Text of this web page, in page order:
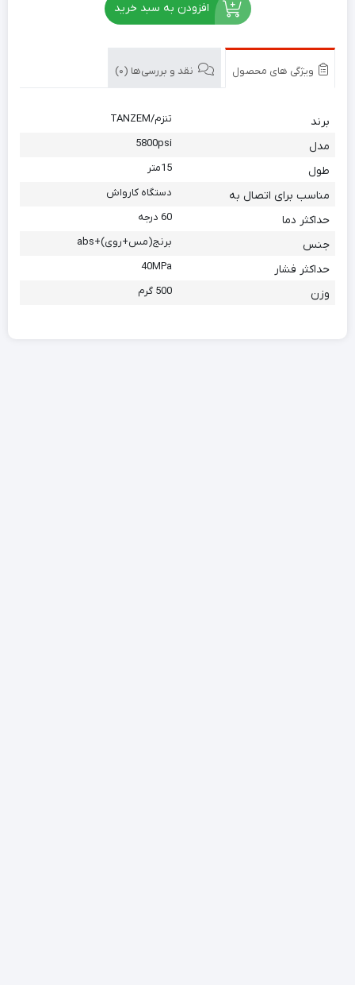
افزودن به سبد خرید
ویژگی های محصول نقد و بررسی‌ها (0)
برند تنزم/TANZEM
مدل 5800psi
طول 15متر
مناسب برای اتصال به دستگاه کارواش
حداکثر دما 60 درجه
جنس برنج(مس+روی)+abs
حداکثر فشار 40MPa
وزن 500 گرم